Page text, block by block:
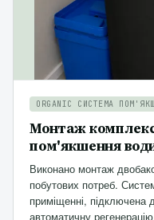
ORGANIC СИСТЕМА
Монтаж
пом'якшення
Виконано монтаж
побутових потреб.
приміщенні,
автоматичну